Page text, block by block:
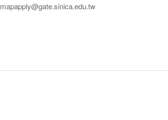
mapapply@gate.sinica.edu.tw